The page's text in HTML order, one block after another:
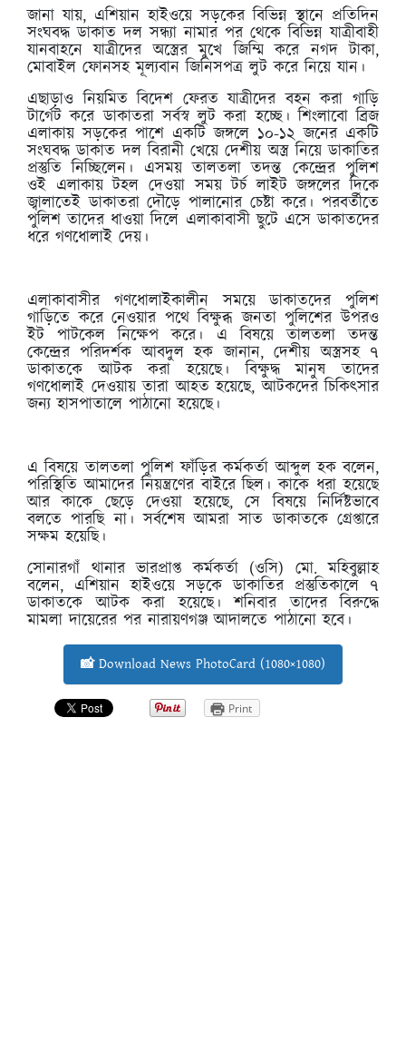
জানা যায়, এশিয়ান হাইওয়ে সড়কের বিভিন্ন স্থানে প্রতিদিন
সংঘবদ্ধ ডাকাত দল সন্ধ্যা নামার পর থেকে বিভিন্ন যাত্রীবাহী
যানবাহনে যাত্রীদের অস্ত্রের মুখে জিম্মি করে নগদ টাকা,
মোবাইল ফোনসহ মূল্যবান জিনিসপত্র লুট করে নিয়ে যান।
এছাড়াও নিয়মিত বিদেশ ফেরত যাত্রীদের বহন করা গাড়ি
টার্গেট করে ডাকাতরা সর্বস্ব লুট করা হচ্ছে। শিংলাবো ব্রিজ
এলাকায় সড়কের পাশে একটি জঙ্গলে ১০-১২ জনের একটি
সংঘবদ্ধ ডাকাত দল বিরানী খেয়ে দেশীয় অস্ত্র নিয়ে ডাকাতির
প্রস্তুতি নিচ্ছিলেন। এসময় তালতলা তদন্ত কেন্দ্রের পুলিশ
ওই এলাকায় টহল দেওয়া সময় টর্চ লাইট জঙ্গলের দিকে
জ্বালাতেই ডাকাতরা দৌড়ে পালানোর চেষ্টা করে। পরবর্তীতে
পুলিশ তাদের ধাওয়া দিলে এলাকাবাসী ছুটে এসে ডাকাতদের
ধরে গণধোলাই দেয়।
এলাকাবাসীর গণধোলাইকালীন সময়ে ডাকাতদের পুলিশ
গাড়িতে করে নেওয়ার পথে বিক্ষুব্ধ জনতা পুলিশের উপরও
ইট পাটকেল নিক্ষেপ করে। এ বিষয়ে তালতলা তদন্ত
কেন্দ্রের পরিদর্শক আবদুল হক জানান, দেশীয় অস্ত্রসহ ৭
ডাকাতকে আটক করা হয়েছে। বিক্ষুদ্ধ মানুষ তাদের
গণধোলাই দেওয়ায় তারা আহত হয়েছে, আটকদের চিকিৎসার
জন্য হাসপাতালে পাঠানো হয়েছে।
এ বিষয়ে তালতলা পুলিশ ফাঁড়ির কর্মকর্তা আব্দুল হক বলেন,
পরিস্থিতি আমাদের নিয়ন্ত্রণের বাইরে ছিল। কাকে ধরা হয়েছে
আর কাকে ছেড়ে দেওয়া হয়েছে, সে বিষয়ে নির্দিষ্টভাবে
বলতে পারছি না। সর্বশেষ আমরা সাত ডাকাতকে গ্রেপ্তারে
সক্ষম হয়েছি।
সোনারগাঁ থানার ভারপ্রাপ্ত কর্মকর্তা (ওসি) মো. মহিবুল্লাহ
বলেন, এশিয়ান হাইওয়ে সড়কে ডাকাতির প্রস্তুতিকালে ৭
ডাকাতকে আটক করা হয়েছে। শনিবার তাদের বিরুদ্ধে
মামলা দায়েরের পর নারায়ণগঞ্জ আদালতে পাঠানো হবে।
📸 Download News PhotoCard (1080×1080)
Print